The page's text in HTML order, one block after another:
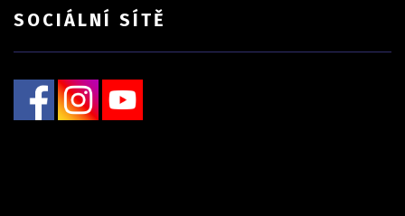
SOCIÁLNÍ SÍTĚ